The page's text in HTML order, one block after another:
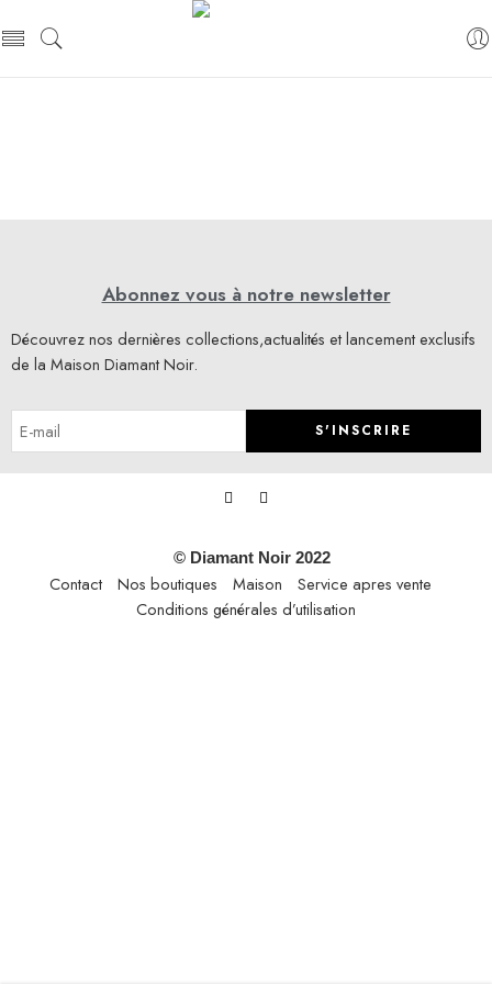
Abonnez vous à notre newsletter
Découvrez nos dernières collections,actualités et lancement exclusifs
de la Maison Diamant Noir.
S'INSCRIRE
© Diamant Noir 2022
Contact Nos boutiques Maison
Service apres vente
Conditions générales d’utilisation